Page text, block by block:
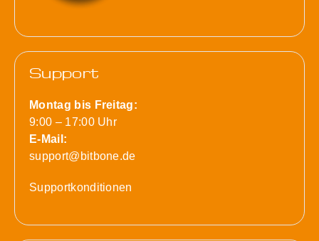
Support
Montag bis Freitag:
9:00 – 17:00 Uhr
E-Mail:
support@bitbone.de
Supportkonditionen